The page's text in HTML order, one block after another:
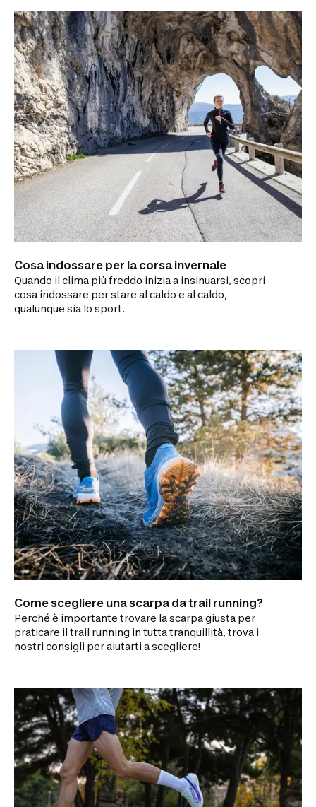
Cosa indossare per la corsa invernale
Quando il clima più freddo inizia a insinuarsi, scopri
cosa indossare per stare al caldo e al caldo,
qualunque sia lo sport.
Come scegliere una scarpa da trail running?
Perché è importante trovare la scarpa giusta per
praticare il trail running in tutta tranquillità, trova i
nostri consigli per aiutarti a scegliere!